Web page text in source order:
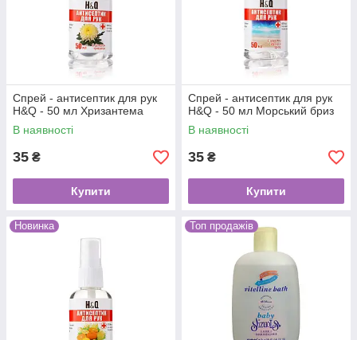
Спрей - антисептик для рук
H&Q - 50 мл Хризантема
В наявності
35 ₴
Купити
Спрей - антисептик для рук
H&Q - 50 мл Морський бриз
В наявності
35 ₴
Купити
Новинка Топ продажів